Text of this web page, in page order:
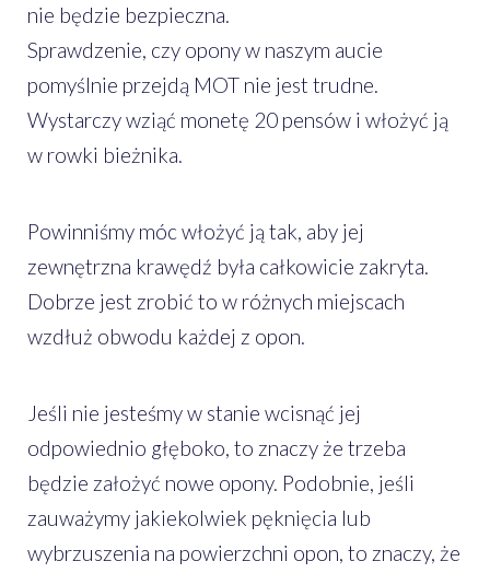
nie będzie bezpieczna.
Sprawdzenie, czy opony w naszym aucie
pomyślnie przejdą MOT nie jest trudne.
Wystarczy wziąć monetę 20 pensów i włożyć ją
w rowki bieżnika.
Powinniśmy móc włożyć ją tak, aby jej
zewnętrzna krawędź była całkowicie zakryta.
Dobrze jest zrobić to w różnych miejscach
wzdłuż obwodu każdej z opon.
Jeśli nie jesteśmy w stanie wcisnąć jej
odpowiednio głęboko, to znaczy że trzeba
będzie założyć nowe opony. Podobnie, jeśli
zauważymy jakiekolwiek pęknięcia lub
wybrzuszenia na powierzchni opon, to znaczy, że